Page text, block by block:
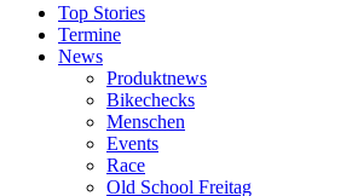
Top Stories
Termine
News
Produktnews
Bikechecks
Menschen
Events
Race
Old School Freitag